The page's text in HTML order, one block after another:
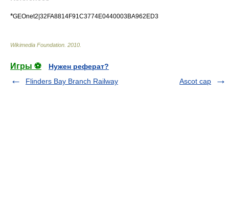
*GEOnet2|32FA8814F91C3774E0440003BA962ED3
Wikimedia Foundation 2010
Игры ⚽
Нужен реферат?
Flinders Bay Branch Railway
Ascot cap